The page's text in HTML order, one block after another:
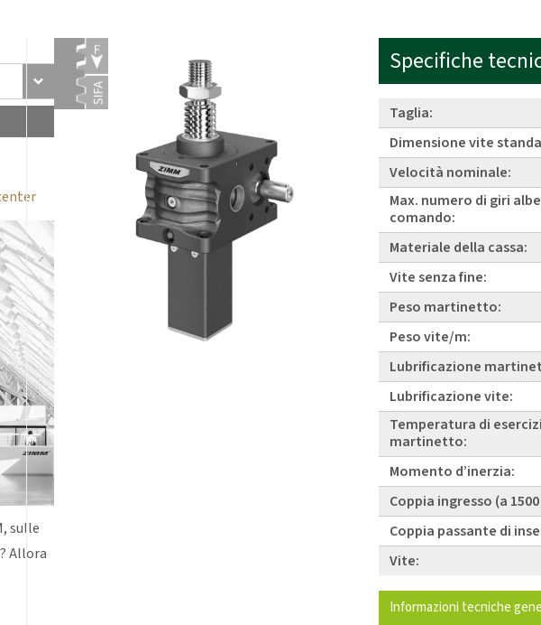
sulle
Allora
Specifiche
Taglia:
Dimensione vite
Velocità nominale:
Max. numero di giri
comando:
Materiale della cassa:
Vite senza fine:
Peso martinetto:
Peso vite/m:
Lubrificazione
Lubrificazione vite:
Temperatura di
martinetto:
Momento d’inerzia:
Coppia ingresso (a
Coppia passante di
Vite:
Informazioni tecniche